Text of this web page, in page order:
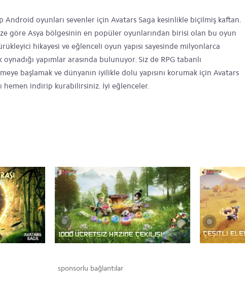
Android oyunları sevenler için Avatars Saga kesinlikle biçilmiş kaftan.
göre Asya bölgesinin en popüler oyunlarından birisi olan bu oyun
hikayesi ve eğlenceli oyun yapısı sayesinde milyonlarca
yapımlar arasında bulunuyor. Siz de RPG tabanlı
başlamak ve dünyanın iyilikle dolu yapısını korumak için Avatars
hemen indirip kurabilirsiniz. İyi eğlenceler.
sponsorlu bağlantılar